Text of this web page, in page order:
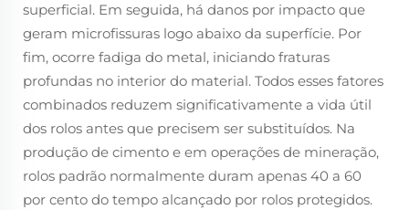
superficial. Em seguida, há danos por impacto que
geram microfissuras logo abaixo da superfície. Por
fim, ocorre fadiga do metal, iniciando fraturas
profundas no interior do material. Todos esses fatores
combinados reduzem significativamente a vida útil
dos rolos antes que precisem ser substituídos. Na
produção de cimento e em operações de mineração,
rolos padrão normalmente duram apenas 40 a 60
por cento do tempo alcançado por rolos protegidos.